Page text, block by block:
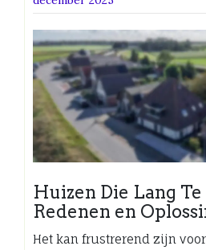
Huizen Die Lang Te
Redenen en
Het kan frustrerend zijn